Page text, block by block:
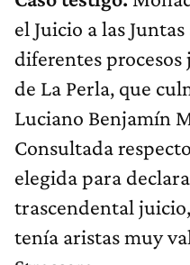
el Juicio a las
diferentes
de La Perla, que
Luciano Benjamín
Consultada
elegida para
trascendental
tenía aristas muy